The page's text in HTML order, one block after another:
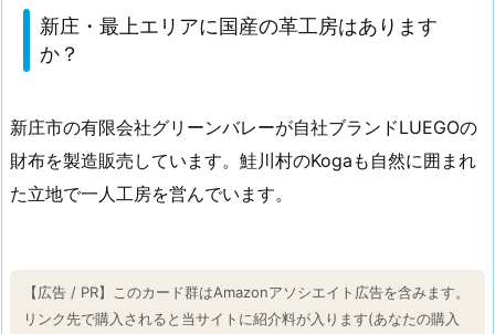
新庄・最上エリアに国産の革工房はあります
か？
新庄市の有限会社グリーンバレーが自社ブランドLUEGOの
財布を製造販売しています。鮭川村のKogaも自然に囲まれ
た立地で一人工房を営んでいます。
【広告 / PR】このカード群はAmazonアソシエイト広告を含みます。
リンク先で購入されると当サイトに紹介料が入ります(あなたの購入